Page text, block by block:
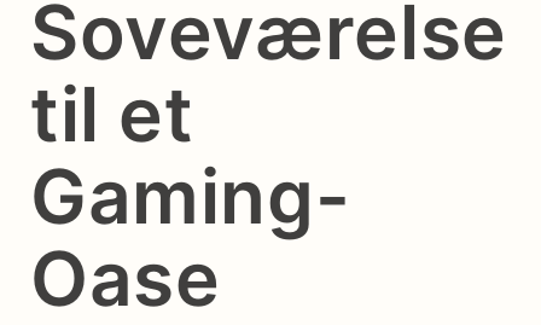
Soveværelse
til et
Gaming-
Oase